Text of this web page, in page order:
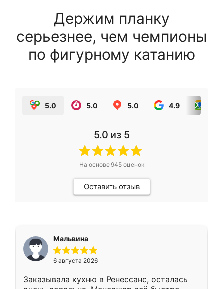
Держим планку
серьезнее, чем чемпионы
по фигурному катанию
5.0 5.0 5.0 4.9
5.0 из 5
На основе 945оценок
Оставить отзыв
Мальвина
6 августа 2026
Заказывала кухню в Ренессанс, осталась